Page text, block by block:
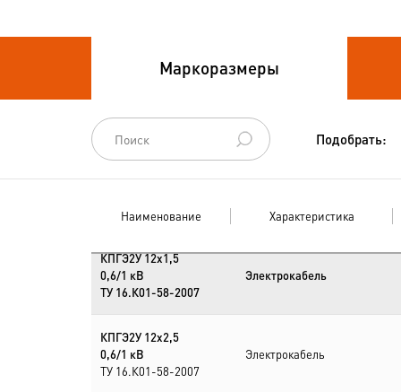
Кабели
термоэлектродные
Кабели управления
Маркоразмеры
Подобрать:
Наименование Характеристика
КПГЭ2У 12х1,5
0,6/1 кВ
ТУ 16.К01-58-2007
Электрокабель
КПГЭ2У 12х2,5
0,6/1 кВ
ТУ 16.К01-58-2007
Электрокабель